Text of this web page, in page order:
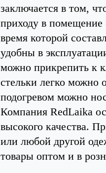
заключается в том,
приходу в помещение
время которой
удобны в
можно прикрепить к
стельки легко можно
подогревом можно
Компания RedLaika
высокого качества.
или любой другой
товары оптом и в